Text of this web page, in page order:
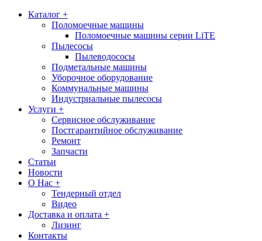
Каталог +
Поломоечные машины
Поломоечные машины серии LiTE
Пылесосы
Пылеводососы
Подметальные машины
Уборочное оборудование
Коммунальные машины
Индустриальные пылесосы
Услуги +
Сервисное обслуживание
Постгарантийное обслуживание
Ремонт
Запчасти
Статьи
Новости
О Нас +
Тендерный отдел
Видео
Доставка и оплата +
Лизинг
Контакты